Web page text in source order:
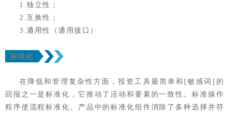
1.独立性；
2.互换性；
3.通用性（通用接口）
标准化
在降低和管理复杂性方面，投资工具最简单和[敏感词]的
回报之一是标准化，它推动了活动和要素的一致性。标准操作
程序使流程标准化。产品中的标准化组件消除了多种选择并符